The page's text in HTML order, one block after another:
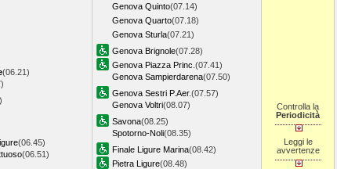
(06.21)
(06.45)
(06.51)
Genova Quinto(07.14)
Genova Quarto(07.18)
Genova Sturla(07.21)
Genova Brignole(07.28)
Genova Piazza Princ. (07.41)
Genova Sampierdarena(07.50)
Genova Sestri P.Aer.(07.57)
Genova Voltri(08.07)
Savona(08.25)
Spotorno-Noli(08.35)
Finale Ligure Marina(08.42)
Pietra Ligure(08.48)
Controlla la
Periodicità
Leggi le
avvertenze